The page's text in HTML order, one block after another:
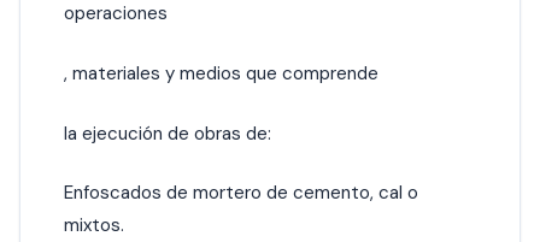
operaciones
, materiales y medios que comprende
la ejecución de obras de:
Enfoscados de mortero de cemento, cal o
mixtos.